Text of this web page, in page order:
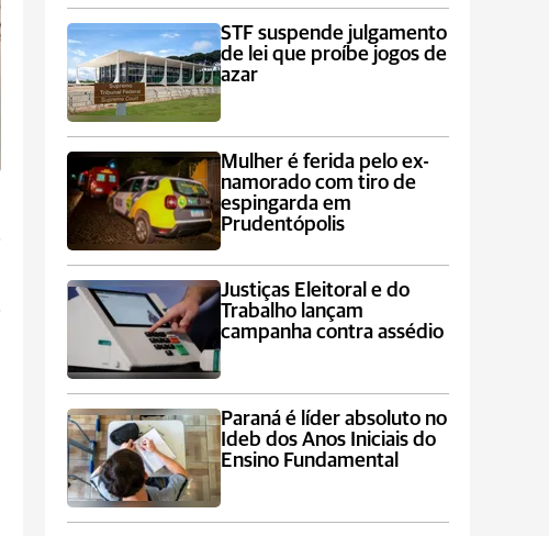
STF suspende julgamento
de lei que proíbe jogos de
azar
Mulher é ferida pelo ex-
namorado com tiro de
espingarda em
Prudentópolis
Justiças Eleitoral e do
Trabalho lançam
campanha contra assédio
Paraná é líder absoluto no
Ideb dos Anos Iniciais do
Ensino Fundamental